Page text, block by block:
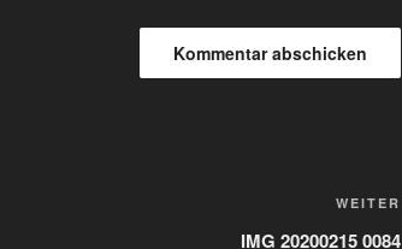
WEITER
IMG 20200215 0084